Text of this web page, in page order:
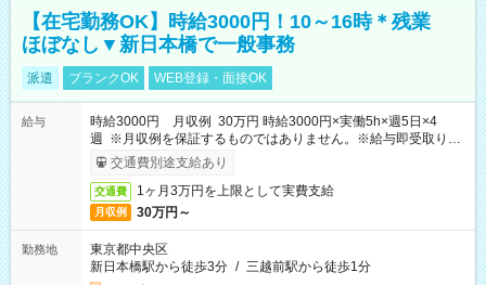
【在宅勤務OK】時給3000円！10～16時＊残業
ほぼなし▼新日本橋で一般事務
派遣 ブランクOK WEB登録・面接OK
給与
時給3000円 月収例 30万円 時給3000円×実働5h×週5日×4
週 ※月収例を保証するものではありません。※給与即受取りサ
ービス利用可（利用条件有）
交通費別途支給あり
交通費 1ヶ月3万円を上限として実費支給
月収例 30万円～
勤務地
東京都中央区
新日本橋駅から徒歩3分 / 三越前駅から徒歩1分